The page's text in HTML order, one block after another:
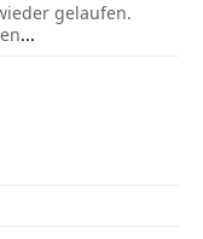
gelaufen.
...